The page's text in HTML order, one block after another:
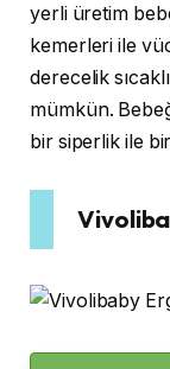
yerli üretim
kemerleri ile
derecelik
mümkün.
bir siperlik ile